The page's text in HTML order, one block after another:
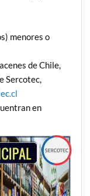
menores o
de Chile,
Sercotec,
en